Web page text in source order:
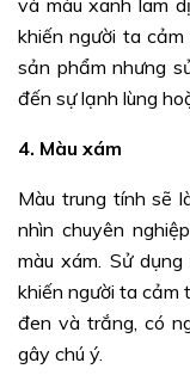
và màu xanh lam
khiến người ta
sản phẩm nhưng
đến sự lạnh lùng
4. Màu xám
Màu trung tính sẽ
nhìn chuyên
màu xám. Sử
khiến người ta cảm
đen và trắng, có
gây chú ý.